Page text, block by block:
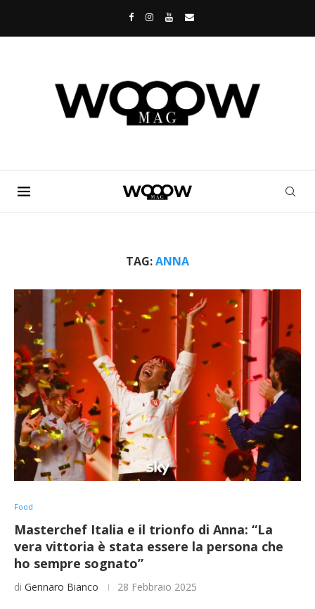
TAG:ANNA
Food
Masterchef Italia e il trionfo di Anna: “La
vera vittoria è stata essere la persona che
ho sempre sognato”
di Gennaro Bianco 28 Febbraio 2025